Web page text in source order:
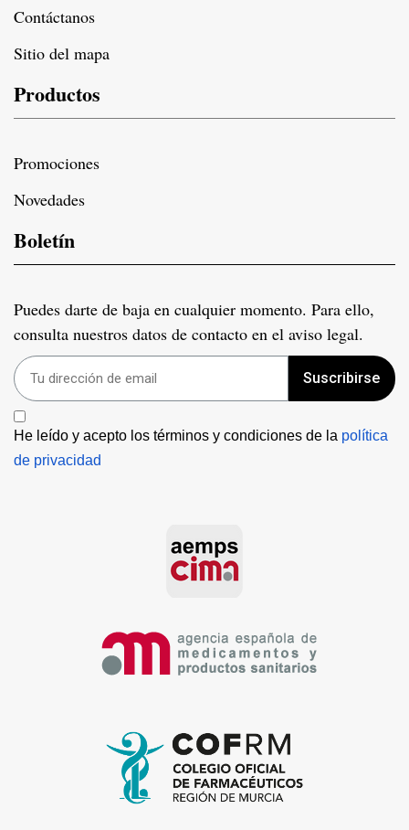
Contáctanos
Sitio del mapa
Productos
Promociones
Novedades
Boletín
Puedes darte de baja en cualquier momento. Para ello,
consulta nuestros datos de contacto en el aviso legal.
Suscribirse
He leído y acepto los términos y condiciones de la política
de privacidad